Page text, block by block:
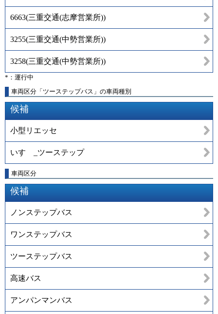
6663(三重交通(志摩営業所))
3255(三重交通(中勢営業所))
3258(三重交通(中勢営業所))
*：運行中
車両区分「ツーステップバス」の車両種別
候補
小型リエッセ
いすゞ_ツーステップ
車両区分
候補
ノンステップバス
ワンステップバス
ツーステップバス
高速バス
アンパンマンバス